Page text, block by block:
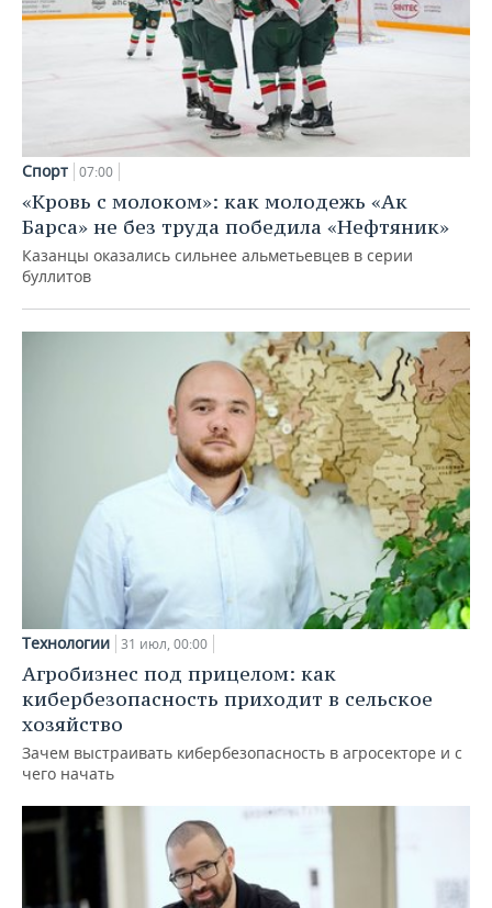
Спорт 07:00
«Кровь с молоком»: как молодежь «Ак
Барса» не без труда победила «Нефтяник»
Казанцы оказались сильнее альметьевцев в серии
буллитов
Технологии 31 июл, 00:00
Агробизнес под прицелом: как
кибербезопасность приходит в сельское
хозяйство
Зачем выстраивать кибербезопасность в агросекторе и с
чего начать